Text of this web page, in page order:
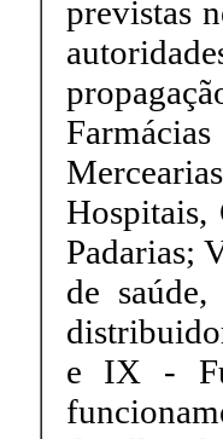
previstas
Hospitais,
Padarias;
de
e IX -